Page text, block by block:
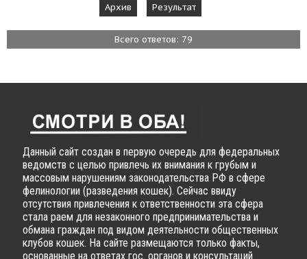
Архив Результат
Всего ответов: 79
Данный сайт создан в первую очередь для федеральных
ведомств с целью привлечь их внимания к грубым и
массовым нарушениям законодательства РФ в сфере
фелинологии (разведения кошек). Сейчас ввиду
отсутствия привлечения к ответственности эта сфера
стала раем для незаконного предпринимательства и
обмана граждан под видом деятельности общественных
клубов кошек. На сайте размещаются только факты,
основанные на ответах гос. органов и консультаций